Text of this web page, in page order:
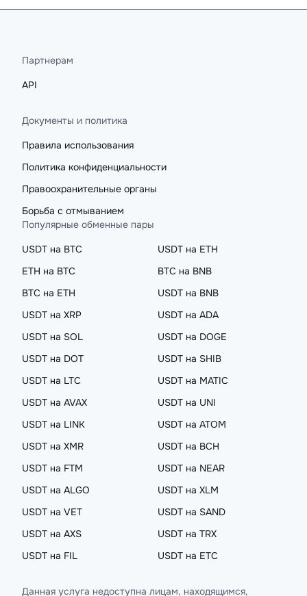
Партнерам
API
Документы и политика
Правила использования
Политика конфиденциальности
Правоохранительные органы
Борьба с отмыванием
Популярные обменные пары
USDT на BTC
USDT на ETH
ETH на BTC
BTC на BNB
BTC на ETH
USDT на BNB
USDT на XRP
USDT на ADA
USDT на SOL
USDT на DOGE
USDT на DOT
USDT на SHIB
USDT на LTC
USDT на MATIC
USDT на AVAX
USDT на UNI
USDT на LINK
USDT на ATOM
USDT на XMR
USDT на BCH
USDT на FTM
USDT на NEAR
USDT на ALGO
USDT на XLM
USDT на VET
USDT на SAND
USDT на AXS
USDT на TRX
USDT на FIL
USDT на ETC
Данная услуга недоступна лицам, находящимся,